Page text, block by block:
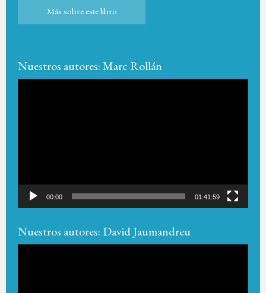
Más sobre este libro
Nuestros autores: Marc Rollán
00:00 01:41:59
Nuestros autores: David Jaumandreu